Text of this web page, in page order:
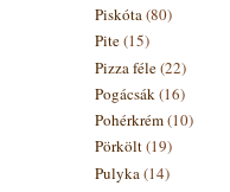
Piskóta(80)
Pite(15)
Pizza féle(22)
Pogácsák(16)
Pohérkrém(10)
Pörkölt(19)
Pulyka (14)